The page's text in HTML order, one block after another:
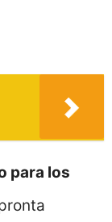
para los